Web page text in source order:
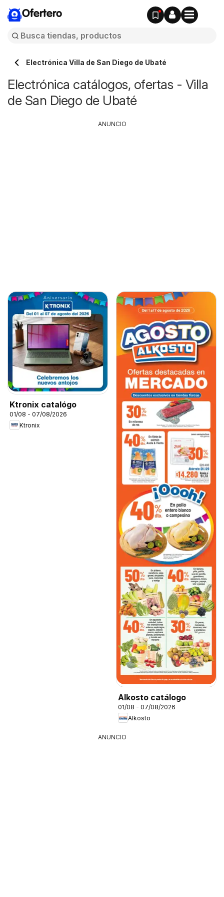
Ofertero
Electrónica Villa de San Diego de Ubaté
Electrónica catálogos, ofertas - Villa
de San Diego de Ubaté
Ktronix catalógo
01/08 - 07/08/2026
Ktronix
Alkosto catálogo
01/08 - 07/08/2026
Alkosto
ANUNCIO
ANUNCIO